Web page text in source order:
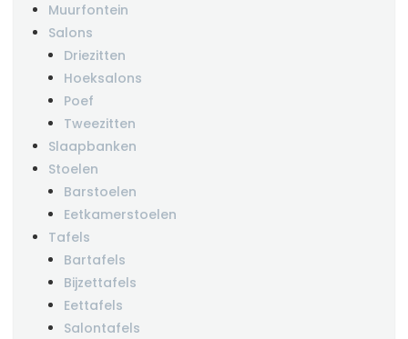
Muurfontein
Salons
Driezitten
Hoeksalons
Poef
Tweezitten
Slaapbanken
Stoelen
Barstoelen
Eetkamerstoelen
Tafels
Bartafels
Bijzettafels
Eettafels
Salontafels